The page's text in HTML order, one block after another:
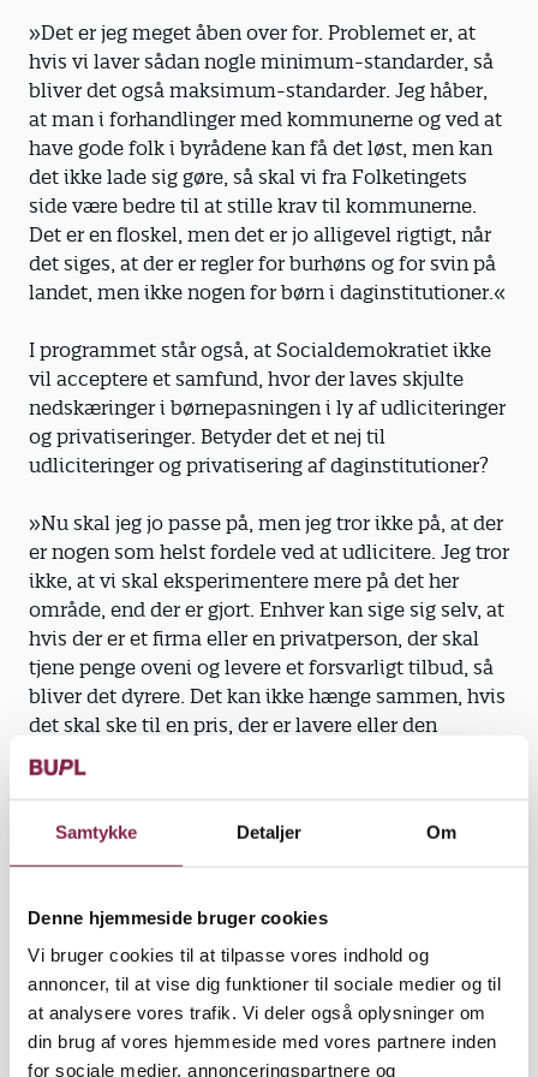
Samtykke Detaljer Om
Denne hjemmeside bruger cookies
Vi bruger cookies til at tilpasse vores indhold og
annoncer, til at vise dig funktioner til sociale medier og til
at analysere vores trafik. Vi deler også oplysninger om
din brug af vores hjemmeside med vores partnere inden
for sociale medier, annonceringspartnere og
»Det er jeg meget åben over for. Problemet er, at
hvis vi laver sådan nogle minimum-standarder, så
bliver det også maksimum-standarder. Jeg håber,
at man i forhandlinger med kommunerne og ved at
have gode folk i byrådene kan få det løst, men kan
det ikke lade sig gøre, så skal vi fra Folketingets
side være bedre til at stille krav til kommunerne.
Det er en floskel, men det er jo alligevel rigtigt, når
det siges, at der er regler for burhøns og for svin på
landet, men ikke nogen for børn i daginstitutioner.«
I programmet står også, at Socialdemokratiet ikke
vil acceptere et samfund, hvor der laves skjulte
nedskæringer i børnepasningen i ly af udliciteringer
og privatiseringer. Betyder det et nej til
udliciteringer og privatisering af daginstitutioner?
»Nu skal jeg jo passe på, men jeg tror ikke på, at der
er nogen som helst fordele ved at udlicitere. Jeg tror
ikke, at vi skal eksperimentere mere på det her
område, end der er gjort. Enhver kan sige sig selv, at
hvis der er et firma eller en privatperson, der skal
tjene penge oveni og levere et forsvarligt tilbud, så
bliver det dyrere. Det kan ikke hænge sammen, hvis
det skal ske til en pris, der er lavere eller den
samme som i dag. Jeg vil hellere, at vi bliver ved
med at kvalitetsudvikle, så personalet bliver i stand
områder, hvor vi bare må erkende, at det er
fællesskabet og skattebilletten, som skal bære.
Skau Bjürnsson.
Det vil partierne . Siger de.